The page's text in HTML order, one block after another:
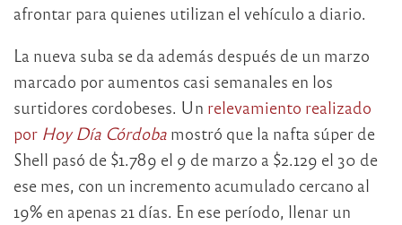
afrontar para quienes utilizan el vehículo a diario.
La nueva suba se da además después de un marzo
marcado por aumentos casi semanales en los
surtidores cordobeses. Un relevamiento realizado
por Hoy Día Córdoba mostró que la nafta súper de
Shell pasó de $1.789 el 9 de marzo a $2.129 el 30 de
ese mes, con un incremento acumulado cercano al
19% en apenas 21 días. En ese período, llenar un